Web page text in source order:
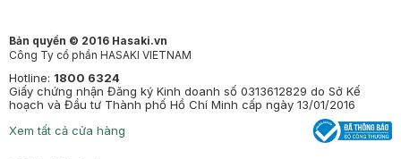
Bản quyền © 2016 Hasaki.vn
Công Ty cổ phần HASAKI VIETNAM
Hotline: 1800 6324
Giấy chứng nhận Đăng ký Kinh doanh số 0313612829 do Sở Kế
hoạch và Đầu tư Thành phố Hồ Chí Minh cấp ngày 13/01/2016
Xem tất cả cửa hàng